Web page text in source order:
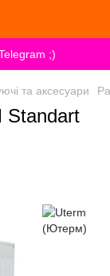
;)
та аксесуари
Standart